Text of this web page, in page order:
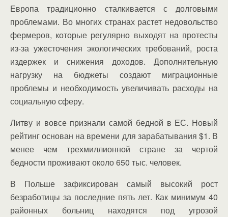
Европа традиционно сталкивается с долговыми
проблемами. Во многих странах растет недовольство
фермеров, которые регулярно выходят на протесты
из-за ужесточения экологических требований, роста
издержек и снижения доходов. Дополнительную
нагрузку на бюджеты создают миграционные
проблемы и необходимость увеличивать расходы на
социальную сферу.
Литву и вовсе признали самой бедной в ЕС. Новый
рейтинг основан на времени для зарабатывания $1. В
менее чем трехмиллионной стране за чертой
бедности проживают около 650 тыс. человек.
В Польше зафиксирован самый высокий рост
безработицы за последние пять лет. Как минимум 40
районных больниц находятся под угрозой